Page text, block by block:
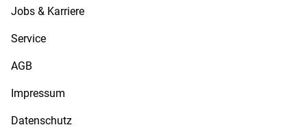
Jobs & Karriere
Service
AGB
Impressum
Datenschutz